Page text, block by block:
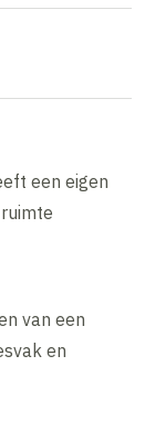
een eigen
van een
en